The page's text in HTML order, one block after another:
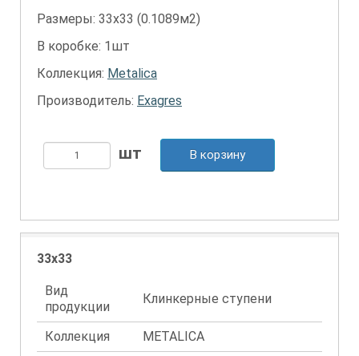
Размеры: 33х33 (0.1089м2)
В коробке: 1шт
Коллекция: Metalica
Производитель: Exagres
В корзину
33x33
Вид
продукции
Клинкерные ступени
Коллекция
METALICA